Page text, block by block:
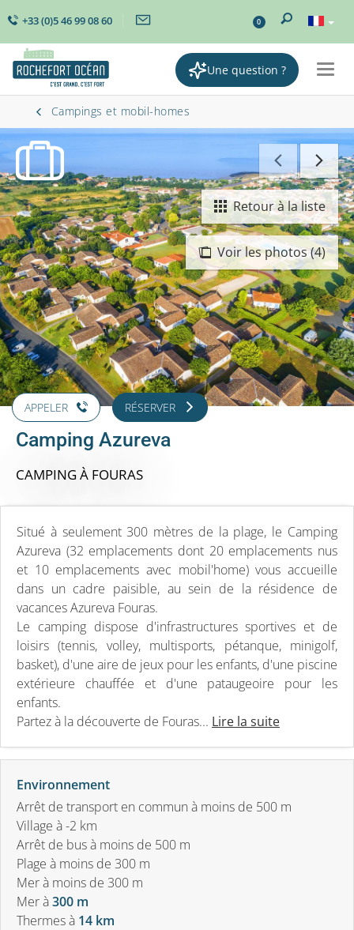
+33 (0)5 46 99 08 60 0
Une question ?
Campings et mobil-homes
Voir les photos (4)
Retour à la liste
APPELER RÉSERVER
Camping Azureva
CAMPINGÀ FOURAS
Situé à seulement 300 mètres de la plage, le Camping
Azureva (32 emplacements dont 20 emplacements nus
et 10 emplacements avec mobil'home) vous accueille
dans un cadre paisible, au sein de la résidence de
vacances Azureva Fouras.
Le camping dispose d'infrastructures sportives et de
loisirs (tennis, volley, multisports, pétanque, minigolf,
basket), d'une aire de jeux pour les enfants, d'une piscine
extérieure chauffée et d'une pataugeoire pour les
enfants.
Partez à la découverte de Fouras... Lire la suite
Environnement
Arrêt de transport en commun à moins de 500 m
Village à -2 km
Arrêt de bus à moins de 500 m
Plage à moins de 300 m
Mer à moins de 300 m
Merà300 m
Thermesà 14 km